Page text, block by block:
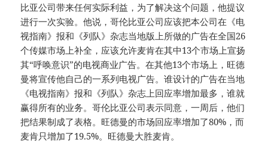
比亚公司带来任何实际利益，为了解决这个问题，他提议
进行一次实验。他说，哥伦比亚公司应该把本公司在《电
视指南》报和《列队》杂志当地版上所做的广告在全国26
个传媒市场上补全，应该允许麦肯在其中13个市场上宣扬
其“呼唤意识”的电视商业广告。在其他13个市场上，旺德
曼将宣传他自己的一系列电视广告。谁设计的广告在当地
《电视指南》报和《列队》杂志上回应率增加最多，谁就
赢得所有的业务。哥伦比亚公司表示同意，一周后，他们
把结果制成了表格。旺德曼的市场回应率增加了80%，而
麦肯只增加了19.5%。旺德曼大胜麦肯。